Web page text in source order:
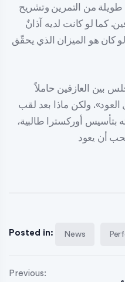
طويلة من التمرين وتشريح
كما لو كانت لديه آذانٌ
كان هو الميزان الذي يحقّق
بين العازفين حاملاً
العود». ولكن ماذا بعد لقب
بتأسيس أوركسترا طالبية،
Posted in: News
Previous: